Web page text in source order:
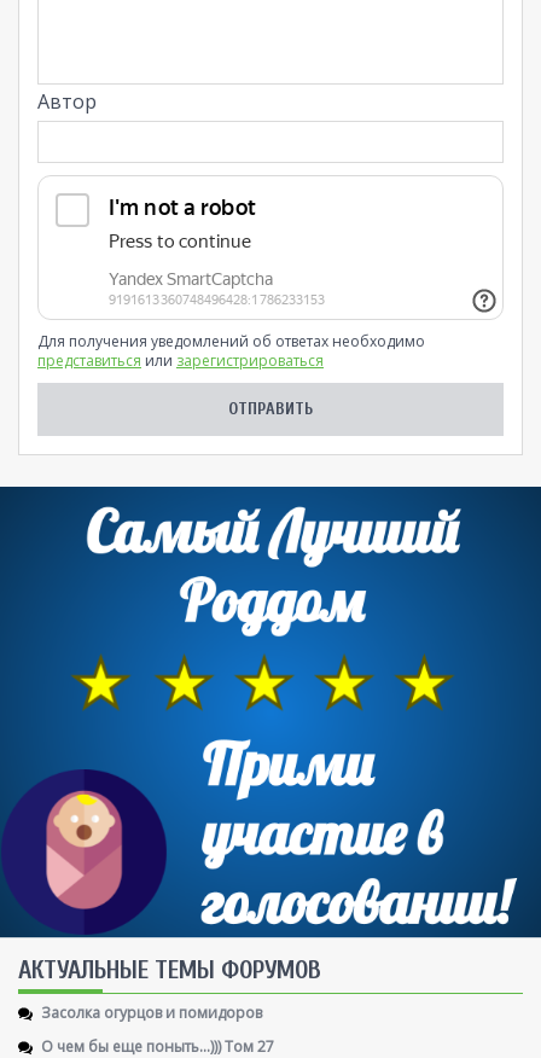
Автор
Для получения уведомлений об ответах необходимо
представиться или зарегистрироваться
AКТУАЛЬНЫЕ ТЕМЫ ФОРУМОВ
Засолка огурцов и помидоров
О чем бы еще поныть...))) Том 27